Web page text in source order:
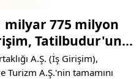
milyar 775 milyon
Tatilbudur'un
A.Ş. (İş Girişim),
Turizm A.Ş.'nin tamamını